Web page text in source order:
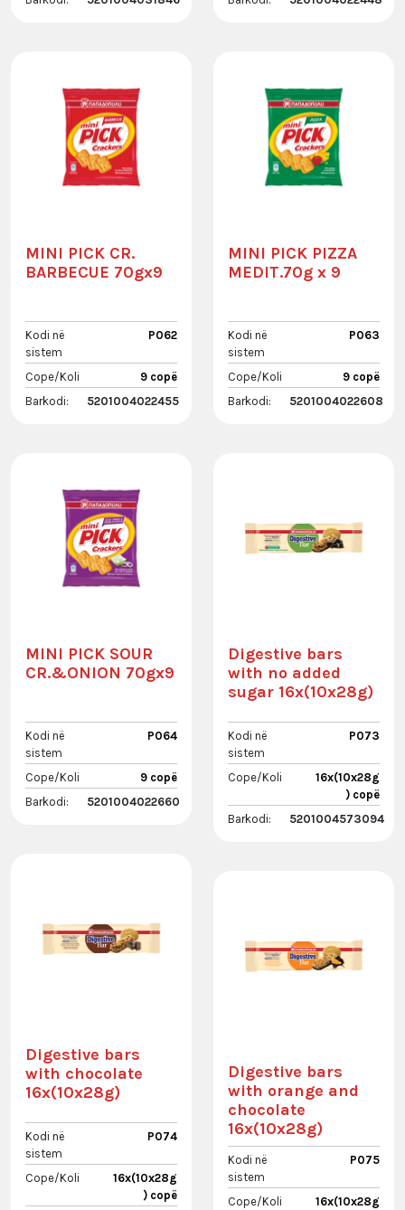
MINI PICK CR.
BARBECUE 70gx9
Kodi në
sistem
P062
Cope/Koli
9 copë
Barkodi:
5201004022455
MINI PICK PIZZA
MEDIT.70g x 9
Kodi në
sistem
P063
Cope/Koli
9 copë
Barkodi:
5201004022608
MINI PICK SOUR
CR.&ONION 70gx9
Kodi në
sistem
P064
Cope/Koli
9 copë
Barkodi:
5201004022660
Digestive bars
with no added
sugar 16x(10x28g)
Kodi në
sistem
P073
Cope/Koli
16x(10x28g
) copë
Barkodi:
5201004573094
Digestive bars
with chocolate
16x(10x28g)
Kodi në
sistem
P074
Cope/Koli
16x(10x28g
) copë
Digestive bars
with orange and
chocolate
16x(10x28g)
Kodi në
sistem
P075
Cope/Koli
16x(10x28g